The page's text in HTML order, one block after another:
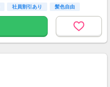
社員割引あり 髪色自由